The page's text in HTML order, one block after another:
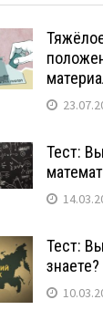
Тест:
Тест:
знаете?